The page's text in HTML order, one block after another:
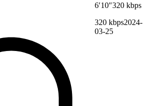
6′10″320 kbps
320 kbps2024-
03-25